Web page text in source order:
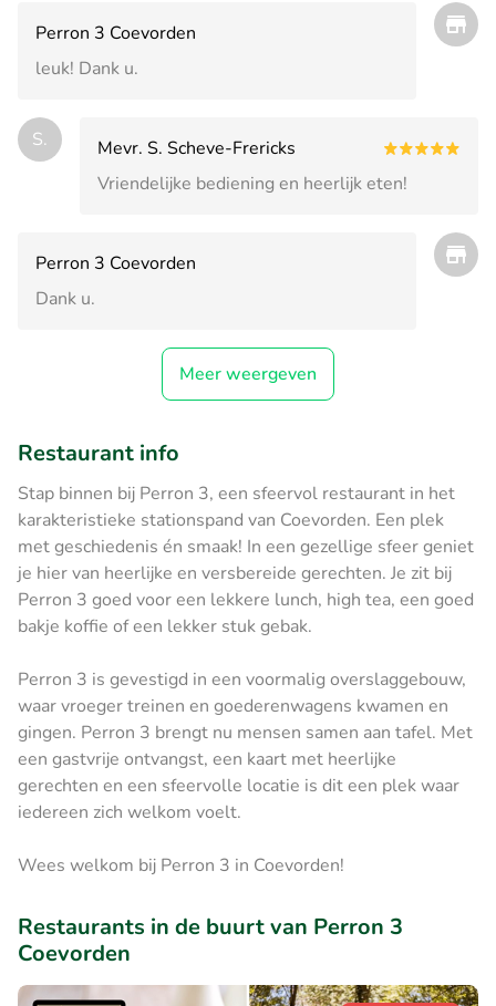
Perron 3 Coevorden
leuk! Dank u.
S.
Mevr. S. Scheve-Frericks
Vriendelijke bediening en heerlijk eten!
Perron 3 Coevorden
Dank u.
Meer weergeven
Restaurant info
Stap binnen bij Perron 3, een sfeervol restaurant in het
karakteristieke stationspand van Coevorden. Een plek
met geschiedenis én smaak! In een gezellige sfeer geniet
je hier van heerlijke en versbereide gerechten. Je zit bij
Perron 3 goed voor een lekkere lunch, high tea, een goed
bakje koffie of een lekker stuk gebak.
Perron 3 is gevestigd in een voormalig overslaggebouw,
waar vroeger treinen en goederenwagens kwamen en
gingen. Perron 3 brengt nu mensen samen aan tafel. Met
een gastvrije ontvangst, een kaart met heerlijke
gerechten en een sfeervolle locatie is dit een plek waar
iedereen zich welkom voelt.
Wees welkom bij Perron 3 in Coevorden!
Restaurants in de buurt van Perron 3
Coevorden